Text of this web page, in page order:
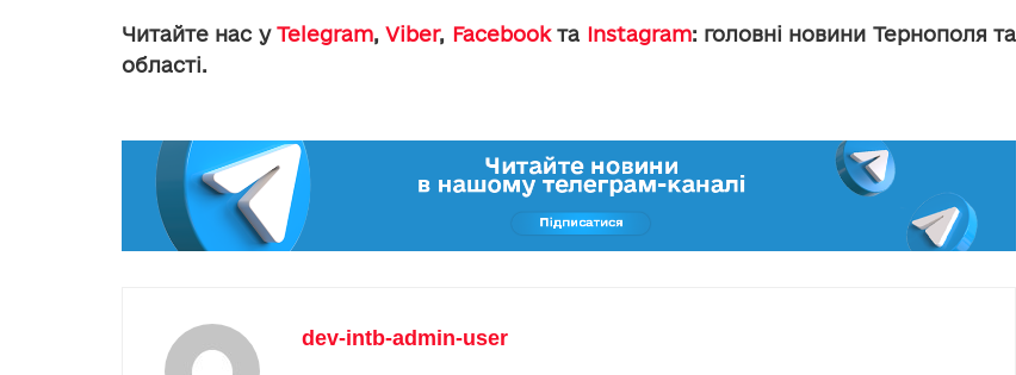
Читайте нас уTelegram,Viber, Facebookта Instagram: головні новини Тернополя та
області.
dev-intb-admin-user